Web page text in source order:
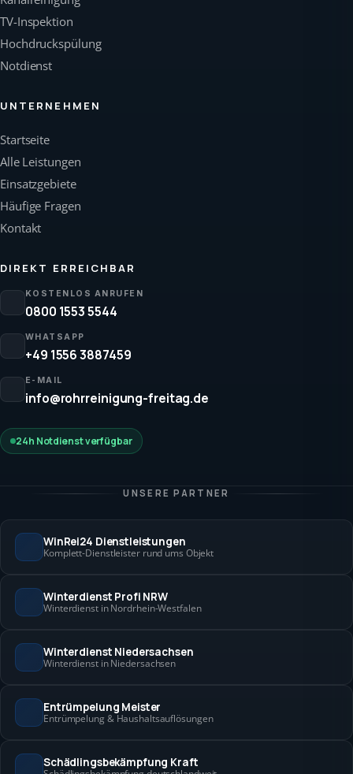
TV-Inspektion
Hochdruckspülung
Notdienst
UNTERNEHMEN
Startseite
Alle Leistungen
Einsatzgebiete
Häufige Fragen
Kontakt
DIREKT ERREICHBAR
KOSTENLOS ANRUFEN
0800 1553 5544
WHATSAPP
+49 1556 3887459
E-MAIL
info@rohrreinigung-freitag.de
24h Notdienst verfügbar
UNSERE PARTNER
WinRei24 Dienstleistungen
Komplett-Dienstleister rund ums Objekt
Winterdienst Profi NRW
Winterdienst in Nordrhein-Westfalen
Winterdienst Niedersachsen
Winterdienst in Niedersachsen
Entrümpelung Meister
Entrümpelung & Haushaltsauflösungen
Schädlingsbekämpfung Kraft